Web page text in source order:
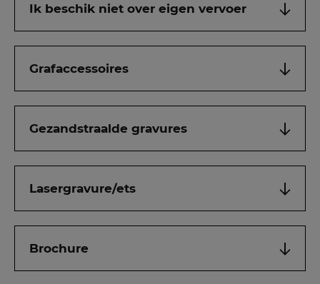
Ik beschik niet over eigen vervoer
Grafaccessoires
Gezandstraalde gravures
Lasergravure/ets
Brochure